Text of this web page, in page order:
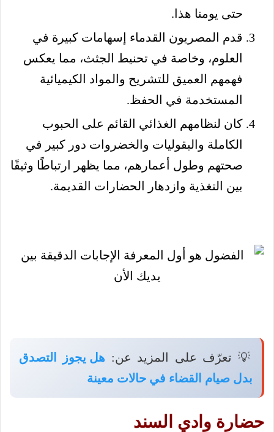
حتى يومنا هذا.
قدم المصريون القدماء إسهامات كبيرة في
العلوم، وخاصة في تحنيط الجثث، مما يعكس
فهمهم العميق للتشريح والمواد الكيميائية
المستخدمة في الحفظ.
كان لنظامهم الغذائي القائم على الحبوب
الكاملة والبقوليات والخضروات دور كبير في
صحتهم وطول أعمارهم، مما يظهر ارتباطًا وثيقًا
بين التغذية وازدهار الحضارات القديمة.
💡 تعرّف على المزيد عن: هل يجوز التصدق
بدل صيام القضاء في حالات معينة
حضارة وادي السند